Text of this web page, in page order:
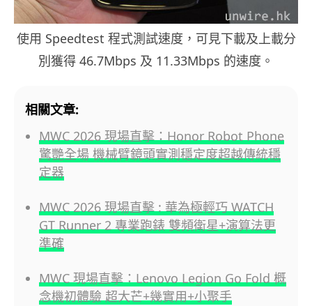
使用 Speedtest 程式測試速度，可見下載及上載分
別獲得 46.7Mbps 及 11.33Mbps 的速度。
相關文章:
MWC 2026 現場直擊：Honor Robot Phone
驚艷全場 機械臂鏡頭實測穩定度超越傳統穩
定器
MWC 2026 現場直擊 : 華為極輕巧 WATCH
GT Runner 2 專業跑錶 雙頻衛星+演算法更
準確
MWC 現場直擊：Lenovo Legion Go Fold 概
念機初體驗 超大芒+幾實用+小聚手